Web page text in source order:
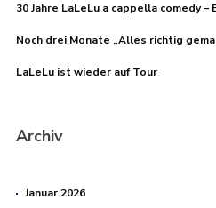
30 Jahre LaLeLu a cappella comedy –
Noch drei Monate „Alles richtig
LaLeLu ist wieder auf Tour
Archiv
Januar 2026